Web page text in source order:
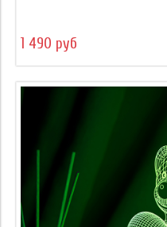
1 490 руб